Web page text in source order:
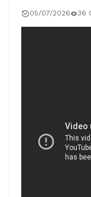
05/07/2026 36